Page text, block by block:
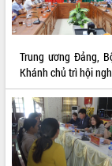
SỞ, BAN, NGÀNH
THÔNG TIN CHỈ ĐẠO ĐIỀU
HỆ THỐNG VĂN BẢN
VĂN BẢN HĐND TỈNH
Trung ương Đảng,
Khánh chủ trì hội